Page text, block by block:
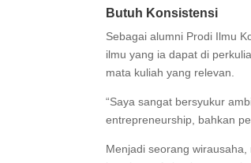
Butuh Konsistensi
Sebagai alumni Prodi Ilmu
ilmu yang ia dapat di
mata kuliah yang relevan.
“Saya sangat bersyukur
entrepreneurship, bahkan
Menjadi seorang